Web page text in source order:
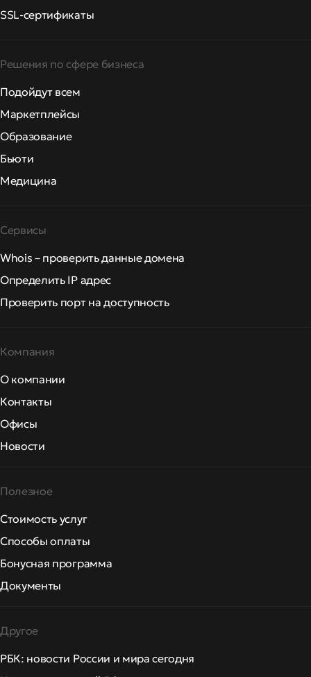
SSL-сертификаты
Решения по сфере бизнеса
Подойдут всем
Маркетплейсы
Образование
Бьюти
Медицина
Сервисы
Whois – проверить данные домена
Определить IP адрес
Проверить порт на доступность
Компания
О компании
Контакты
Офисы
Новости
Полезное
Стоимость услуг
Способы оплаты
Бонусная программа
Документы
Другое
РБК: новости России и мира сегодня